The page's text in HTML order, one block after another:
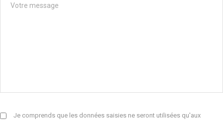
Je comprends que les données saisies ne seront utilisées qu'aux